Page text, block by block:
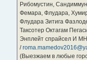
Рибомустин,
Фемара, Флудара,
Флудара Зитига
Таксотер Октагам
Энплейт спрайсел И
/
(Выезжаем в любые